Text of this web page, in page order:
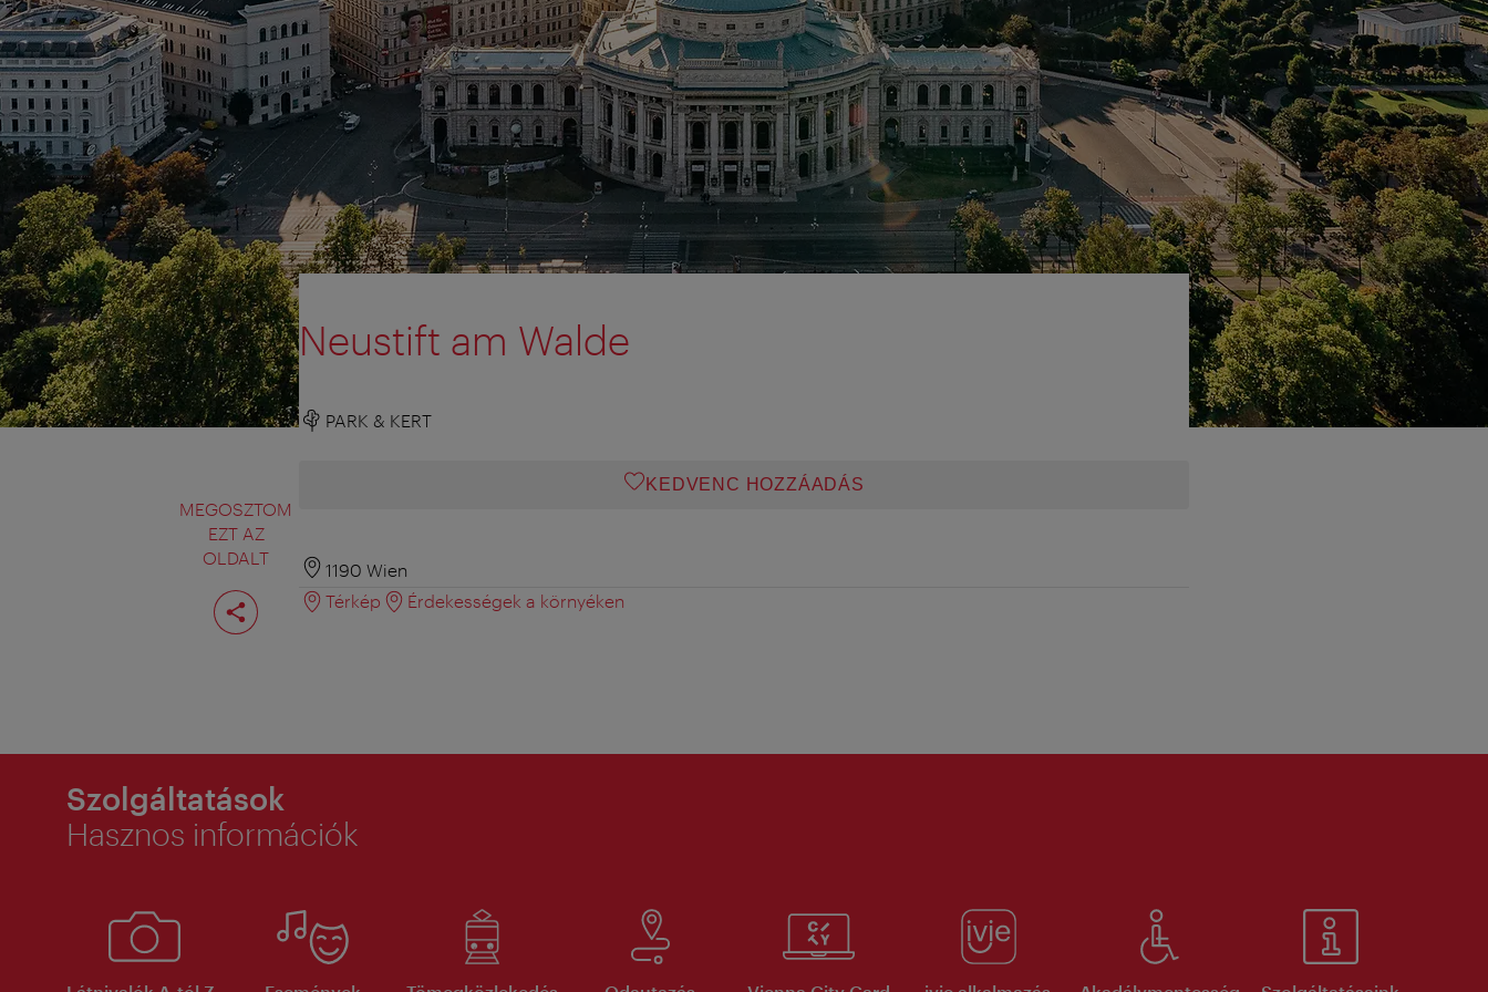
MEGOSZTOM
EZT AZ
OLDALT
Oldal
megosztása
Neustift am Walde
PARK & KERT
KEDVENC HOZZÁADÁS
1190 Wien
Térkép
Érdekességek a környéken
Szolgáltatások
Hasznos információk